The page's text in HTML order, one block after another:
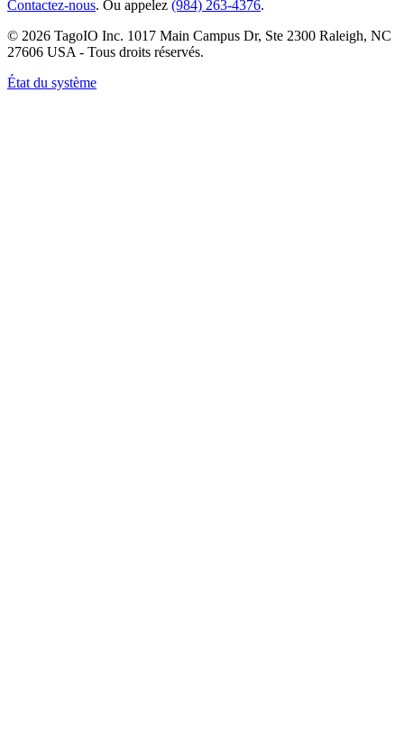
Contactez-nous. Ou appelez (984) 263-4376.
© 2026 TagoIO Inc. 1017 Main Campus Dr, Ste 2300 Raleigh, NC
27606 USA - Tous droits réservés.
État du système